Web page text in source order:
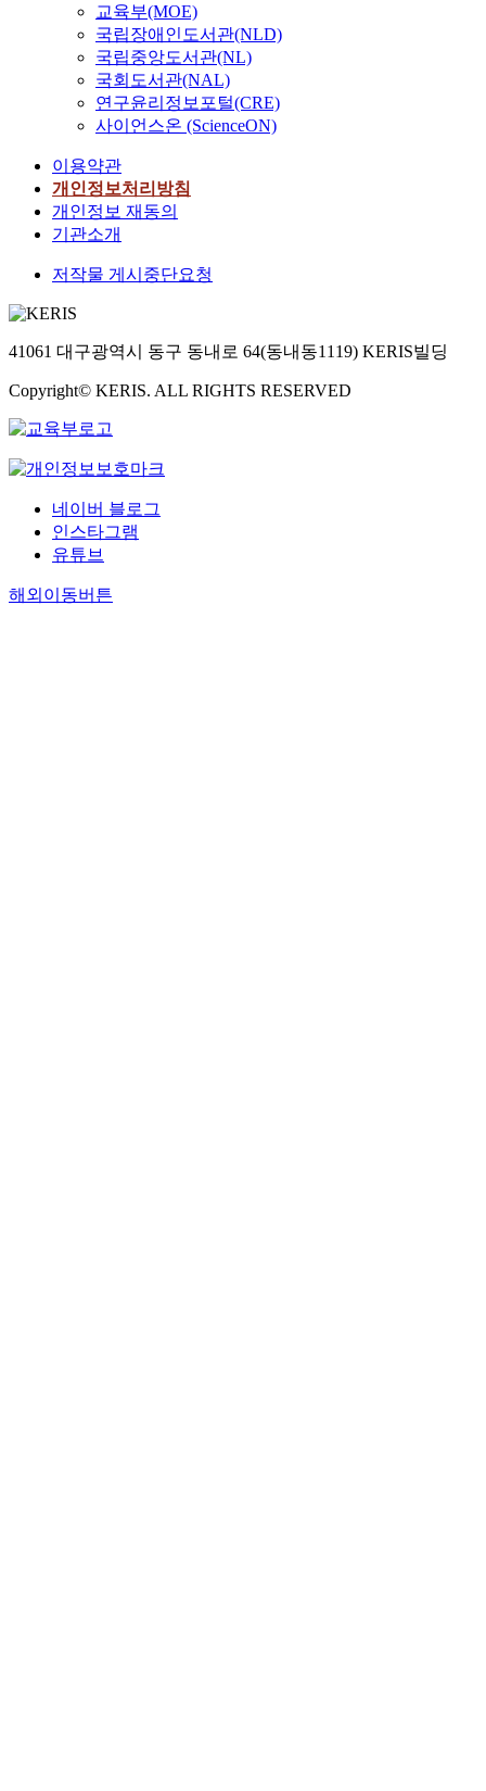
교육부(MOE)
국립장애인도서관(NLD)
국립중앙도서관(NL)
국회도서관(NAL)
연구윤리정보포털(CRE)
사이언스온 (ScienceON)
이용약관
개인정보처리방침
개인정보 재동의
기관소개
저작물 게시중단요청
41061 대구광역시 동구 동내로 64(동내동1119) KERIS빌딩
Copyright© KERIS. ALL RIGHTS RESERVED
네이버 블로그
인스타그램
유튜브
해외이동버튼